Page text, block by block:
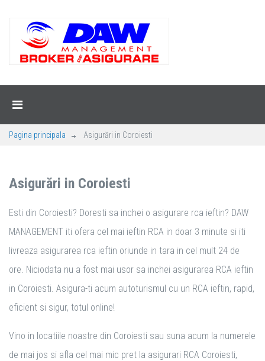
Pagina principala Asigurări in Coroiesti
Asigurări in Coroiesti
Esti din Coroiesti? Doresti sa inchei o asigurare rca ieftin? DAW
MANAGEMENT iti ofera cel mai ieftin RCA in doar 3 minute si iti
livreaza asigurarea rca ieftin oriunde in tara in cel mult 24 de
ore. Niciodata nu a fost mai usor sa inchei asigurarea RCA ieftin
in Coroiesti. Asigura-ti acum autoturismul cu un RCA ieftin, rapid,
eficient si sigur, totul online!
Vino in locatiile noastre din Coroiesti sau suna acum la numerele
de mai jos si afla cel mai mic pret la asigurari RCA Coroiesti,